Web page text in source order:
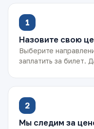
1
Назовите свою
Выберите
заплатить за билет.
2
Мы следим за